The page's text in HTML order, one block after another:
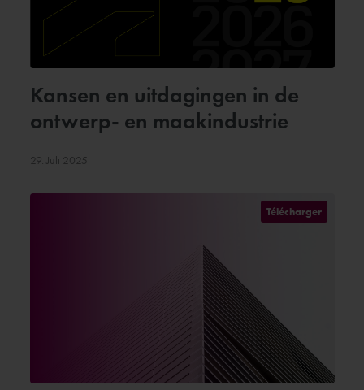
Kansen en uitdagingen in de
ontwerp- en maakindustrie
29. Juli 2025
Télécharger